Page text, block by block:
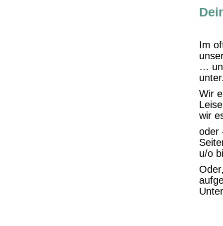
Im
…
Wir
wir
oder
u/o